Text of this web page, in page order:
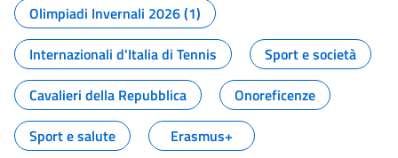
Olimpiadi Invernali 2026 (1)
Internazionali d'Italia di Tennis
Sport e società
Cavalieri della Repubblica
Onoreficenze
Sport e salute
Erasmus+